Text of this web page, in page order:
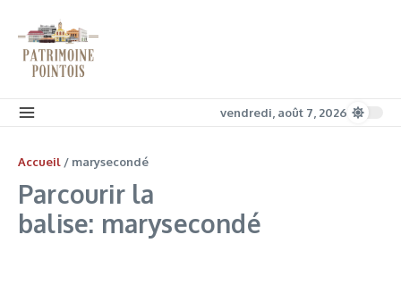
vendredi, août 7, 2026
Accueil / marysecondé
Parcourir la
balise: marysecondé